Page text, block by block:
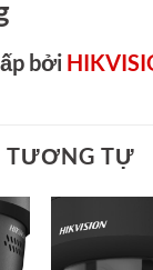
bởi
TƯƠNG TỰ